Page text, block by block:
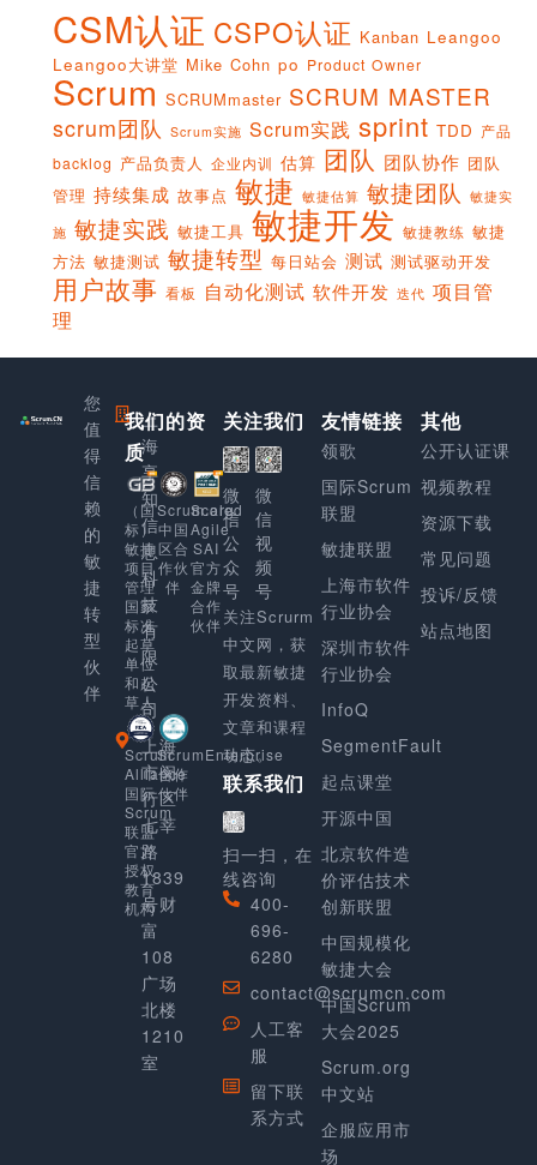
CSM认证 CSPO认证 Kanban Leangoo
Leangoo大讲堂 Mike Cohn po Product Owner
Scrum SCRUMmaster SCRUM MASTER
scrum团队 Scrum实施 Scrum实践 sprint TDD 产品
backlog 产品负责人 企业内训 估算 团队 团队协作 团队
管理 持续集成 故事点 敏捷 敏捷估算 敏捷团队 敏捷实
施 敏捷实践 敏捷工具 敏捷开发 敏捷教练 敏捷
方法 敏捷测试 敏捷转型 每日站会 测试 测试驱动开发
用户故事 看板 自动化测试 软件开发 迭代 项目管
理
您
值
得
信
赖
的
敏
捷
转
型
伙
伴
上
海
享
知
信
息
科
技
有
限
公
司
上海
市闵
行区
七莘
路
1839
号财
富
108
广场
北楼
1210
室
我们的资
质
（国
标）
敏捷
项目
管理
国家
标准
起草
单位
和起
草人
Scrum.org
中国
区合
作伙
伴
Scaled
Agile
SAI
官方
金牌
合作
伙伴
Scrum
Alliance
国际
Scrum
联盟
官方
授权
教育
机构
ScrumEnterprise
合作
伙伴
关注我们
微
信
公
众
号
微
信
视
频
号
关注Scrurm
中文网，获
取最新敏捷
开发资料、
文章和课程
动态。
联系我们
扫一扫，在
线咨询
400-
696-
6280
contact@scrumcn.com
人工客
服
留下联
系方式
友情链接
领歌
国际Scrum
联盟
敏捷联盟
上海市软件
行业协会
深圳市软件
行业协会
InfoQ
SegmentFault
起点课堂
开源中国
北京软件造
价评估技术
创新联盟
中国规模化
敏捷大会
中国Scrum
大会2025
Scrum.org
中文站
企服应用市
场
其他
公开认证课
视频教程
资源下载
常见问题
投诉/反馈
站点地图